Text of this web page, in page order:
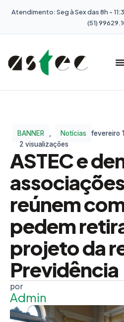
Atendimento: Seg à Sex das 8h -
(51)
BANNER Notícias fevereiro
2 visualizações
ASTEC e
reúnem
pedem
projeto da
Previdência
Admin